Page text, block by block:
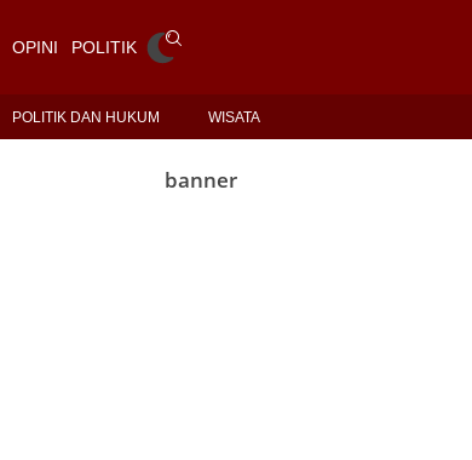
OPINI POLITIK DAN HUKUM
POLITIK DAN HUKUM WISATA